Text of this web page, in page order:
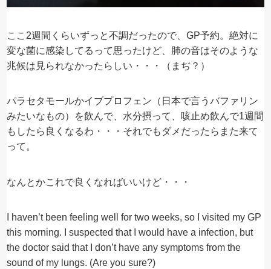
ここ2週間くらいずっと不調だったので、GP予約。絶対に
変な菌に感染してるって思ったけど、肺の音はそのような
兆候は見られなかったらしい・・・（まぢ？）
パラセタモールかイブプロフェン（日本で言うバファリン
みたいなもの）を飲んで、水分摂って、咳止め飲んで1週間
もしたら良くなるわ・・・それでもダメだったらまた来て
って。
なんとかこれで良くなればいいけど・・・
I haven’t been feeling well for two weeks, so I visited my GP
this morning. I suspected that I would have a infection, but
the doctor said that I don’t have any symptoms from the
sound of my lungs. (Are you sure?)